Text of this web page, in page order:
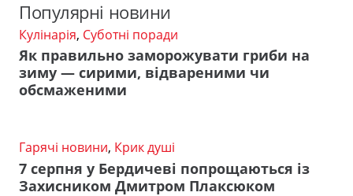
Популярні новини
Кулінарія, Суботні поради
Як правильно заморожувати гриби на
зиму — сирими, відвареними чи
обсмаженими
Гарячі новини, Крик душі
7 серпня у Бердичеві попрощаються із
Захисником Дмитром Плаксюком